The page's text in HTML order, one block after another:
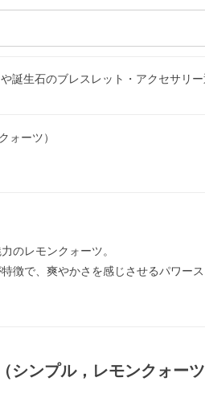
誕生石のブレスレット・アクセサリー
ォーツ）
のレモンクォーツ。
徴で、爽やかさを感じさせるパワース
シンプル，レモンクォーツ